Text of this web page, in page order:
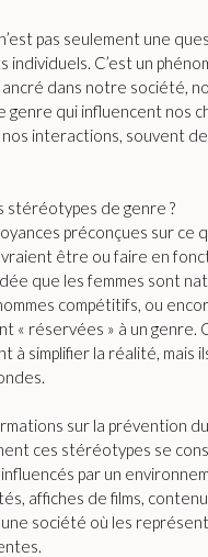
pas seulement une
individuels. C’est un
dans notre société,
qui influencent nos
interactions, souvent
stéréotypes de genre ?
préconçues sur ce
être ou faire en
que les femmes sont
compétitifs, ou
« réservées » à un genre.
à simplifier la réalité, mais
sur la prévention du
ces stéréotypes se
influencés par un
affiches de films,
société où les